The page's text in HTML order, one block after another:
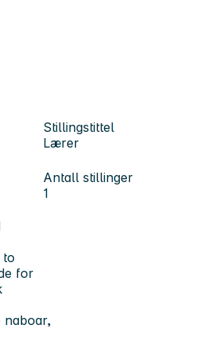
Stillingstittel
Lærer
Antall stillinger
1
to
for